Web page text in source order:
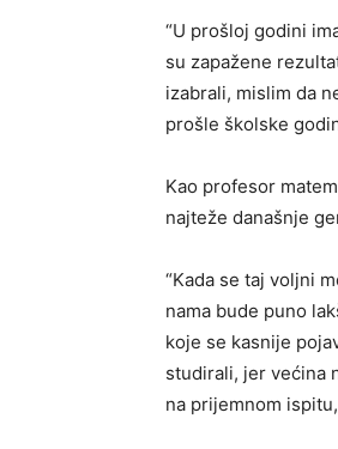
“U prošloj godini
su zapažene
izabrali, mislim da
prošle školske
Kao profesor
najteže današnje
“Kada se taj volјni
nama bude puno
koje se kasnije
studirali, jer većina
na prijemnom